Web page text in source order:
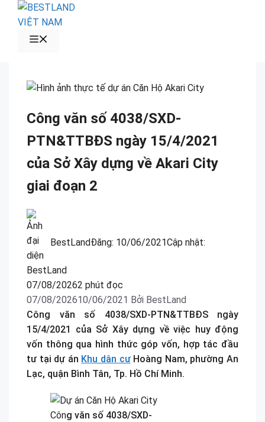
Chuyển
Công văn số 4038/SXD-
PTN&TTBĐS ngày 15/4/2021
của Sở Xây dựng về Akari City
giai đoạn 2
BestLandĐăng: 10/06/2021Cập nhật:
07/08/20262 phút đọc
07/08/202610/06/2021 Bởi BestLand
Công văn số 4038/SXD-PTN&TTBĐS ngày
15/4/2021 của Sở Xây dựng về việc huy động
vốn thông qua hình thức góp vốn, hợp tác đầu
tư tại dự án Khu dân cưHoàng Nam, phường An
Lạc, quận Bình Tân, Tp. Hồ Chí Minh.
Công văn số 4038/SXD-